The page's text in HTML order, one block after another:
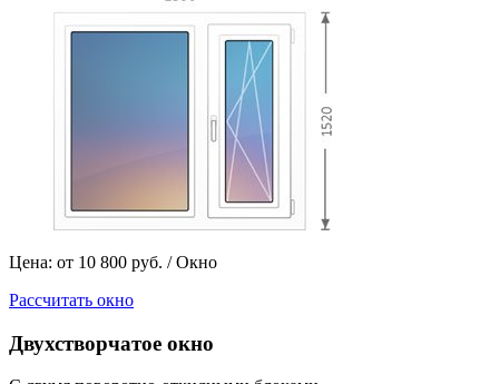
Цена: от 10 800 руб. / Окно
Рассчитать окно
Двухстворчатое окно